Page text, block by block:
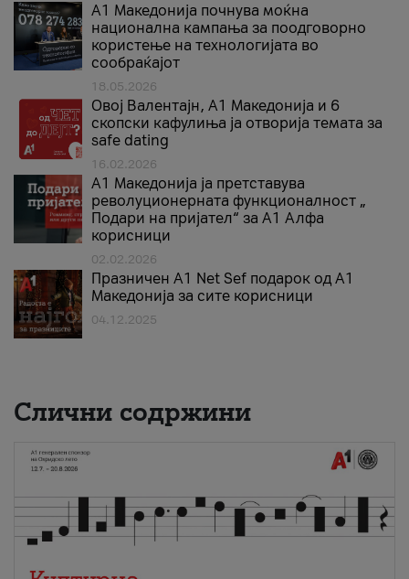
A1 Македонија почнува моќна
национална кампања за поодговорно
користење на технологијата во
сообраќајот
18.05.2026
Овој Валентајн, A1 Македонија и 6
скопски кафулиња ја отворија темата за
safe dating
16.02.2026
А1 Македонија ја претставува
револуционерната функционалност „
Подари на пријател“ за А1 Алфа
корисници
02.02.2026
Празничен A1 Net Sеf подарок од А1
Македонија за сите корисници
04.12.2025
Слични содржини